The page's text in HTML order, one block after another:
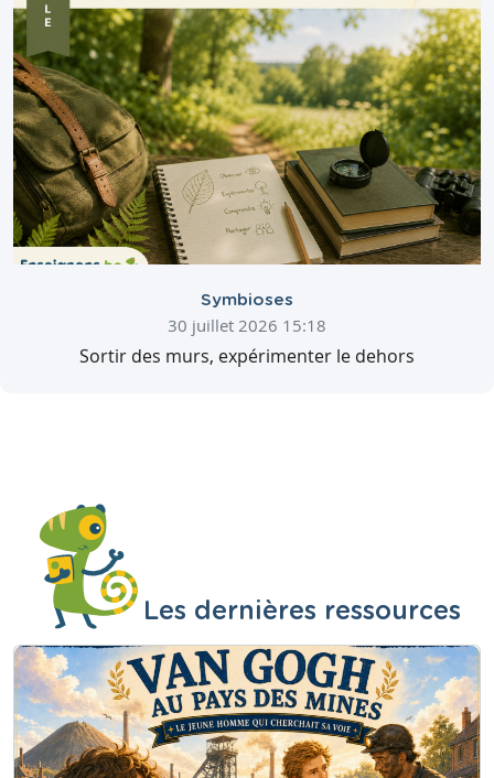
Symbioses
30 juillet 2026 15:18
Sortir des murs, expérimenter le dehors
Les dernières ressources